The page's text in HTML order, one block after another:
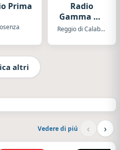
Prima
Radio
Gamma No
Stop
Reggio di Calabria
altri
Vedere di piú ‹ ›